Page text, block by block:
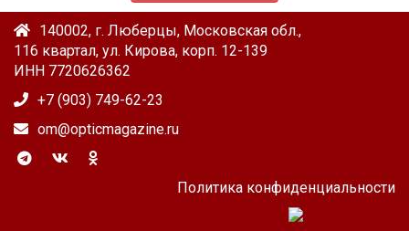
140002, г. Люберцы, Московская обл.,
116 квартал, ул. Кирова, корп. 12-139
ИНН 7720626362
+7 (903) 749-62-23
om@opticmagazine.ru
Политика конфиденциальности